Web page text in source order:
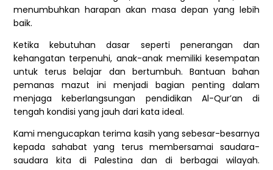
menumbuhkan harapan akan masa depan yang lebih
baik.
Ketika kebutuhan dasar seperti penerangan dan
kehangatan terpenuhi, anak-anak memiliki kesempatan
untuk terus belajar dan bertumbuh. Bantuan bahan
pemanas mazut ini menjadi bagian penting dalam
menjaga keberlangsungan pendidikan Al-Qur’an di
tengah kondisi yang jauh dari kata ideal.
Kami mengucapkan terima kasih yang sebesar-besarnya
kepada sahabat yang terus membersamai saudara-
saudara kita di Palestina dan di berbagai wilayah.